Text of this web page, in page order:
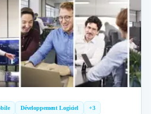
Développement Logiciel +3